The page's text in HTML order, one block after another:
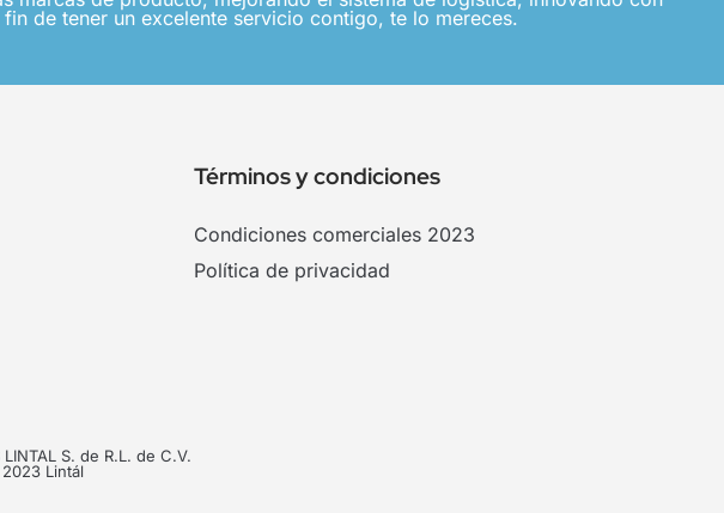
de tener un excelente servicio contigo, te lo mereces.
Términos y condiciones
Condiciones comerciales 2023
Política de privacidad
S. de R.L. de C.V.
Lintál